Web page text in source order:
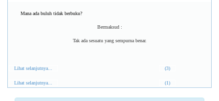
Mana ada buluh tidak berbuku?
Bermaksud :
Tak ada sesuatu yang sempurna benar.
Lihat selanjutnya... (3)
Lihat selanjutnya... (1)